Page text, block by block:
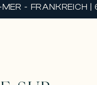
- FRANKREICH